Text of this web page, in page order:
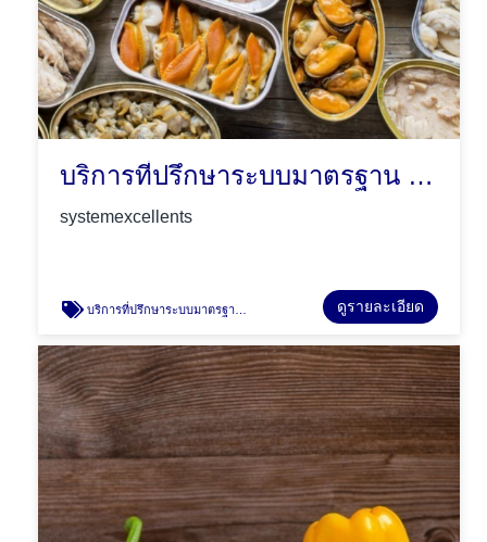
บริการที่ปรึกษาระบบมาตรฐาน GMP
systemexcellents
บริการที่ปรึกษาระบบมาตรฐาน GMP ดูรายละเอียด